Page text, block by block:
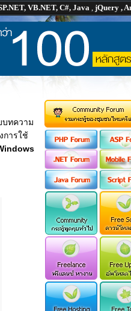
VB.NET, C#, Java , jQuery ,
บทความ
การใช้